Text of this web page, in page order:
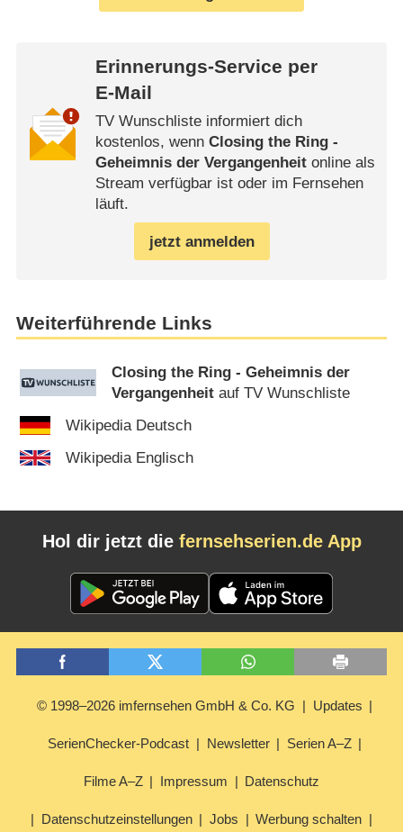
Erinnerungs-Service per
E-Mail
TV Wunschliste informiert dich
kostenlos, wenn Closing the Ring -
Geheimnis der Vergangenheitonline als
Stream verfügbar ist oder im Fernsehen
läuft.
jetzt anmelden
Weiterführende Links
Closing the Ring - Geheimnis der
Vergangenheit auf TV Wunschliste
Wikipedia Deutsch
Wikipedia Englisch
Hol dir jetzt die fernsehserien.de App
© 1998–2026 imfernsehen GmbH & Co. KG Updates
SerienChecker-Podcast Newsletter Serien A–Z
Filme A–Z Impressum Datenschutz
Datenschutzeinstellungen Jobs Werbung schalten